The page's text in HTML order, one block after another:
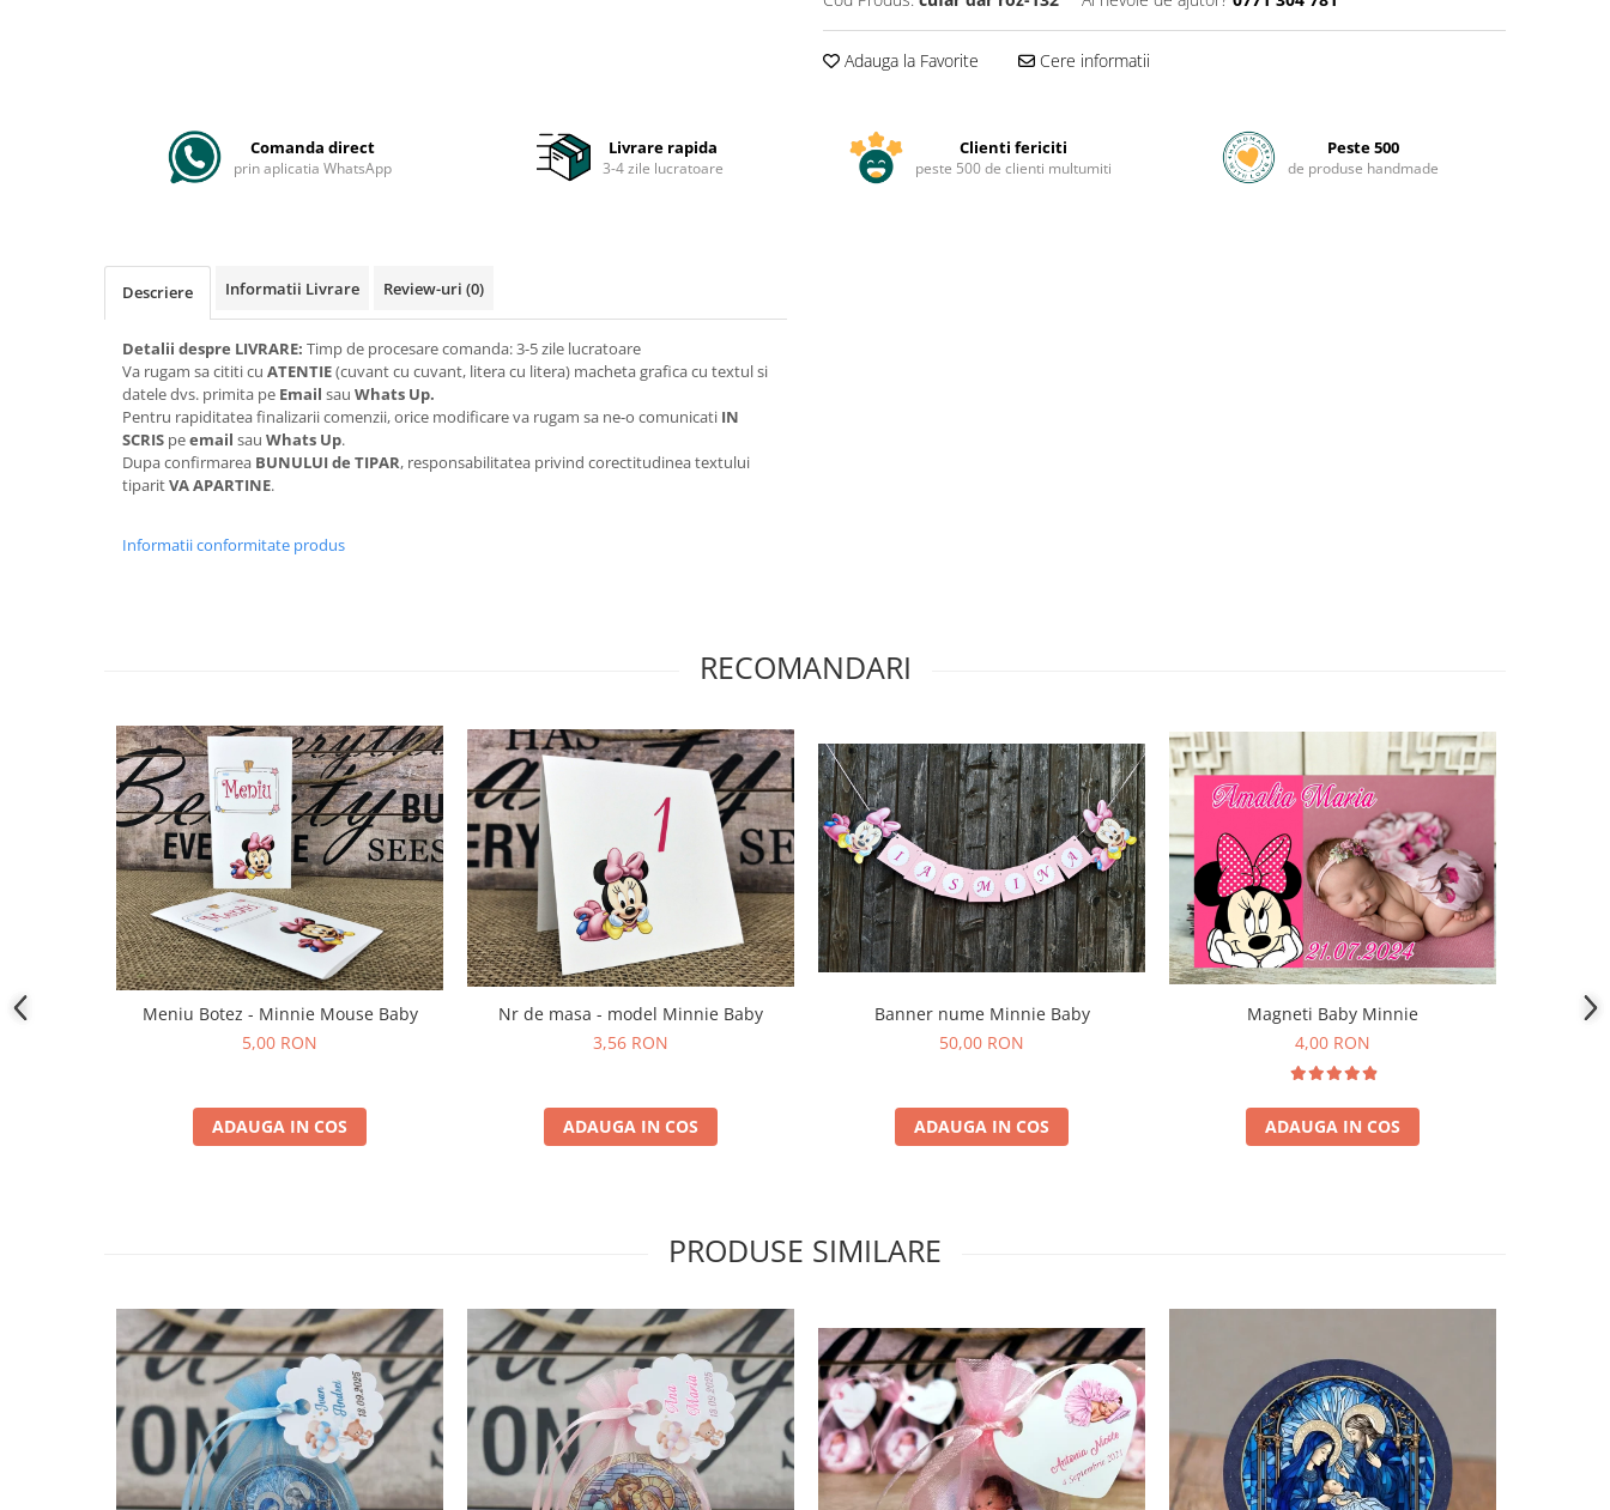
Adauga la Favorite Cere informatii
Comanda direct
prin aplicatia WhatsApp
Livrare rapida
3-4 zile lucratoare
Clienti fericiti
peste 500 de clienti multumiti
Peste 500
de produse handmade
Descriere Informatii Livrare Review-uri (0)
Detalii despre LIVRARE: Timp de procesare comanda: 3-5 zile lucratoare
Va rugam sa cititi cu ATENTIE(cuvant cu cuvant, litera cu litera) macheta grafica cu textul si
datele dvs. primita pe Email sau Whats Up.
Pentru rapiditatea finalizarii comenzii, orice modificare va rugam sa ne-o comunicati IN
SCRIS peemail sau Whats Up.
Dupa confirmarea BUNULUI de TIPAR, responsabilitatea privind corectitudinea textului
tiparitVA APARTINE.
Informatii conformitate produs
RECOMANDARI
Meniu Botez - Minnie Mouse Baby
5,00 RON
ADAUGA IN COS
Nr de masa - model Minnie Baby
3,56 RON
ADAUGA IN COS
Banner nume Minnie Baby
50,00 RON
ADAUGA IN COS
Magneti Baby Minnie
4,00 RON
ADAUGA IN COS
PRODUSE SIMILARE